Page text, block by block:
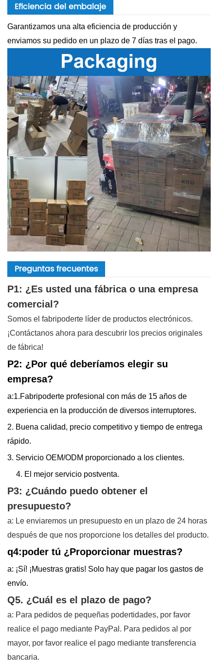
Eficiencia del embalaje
Garantizamos una alta eficiencia de producción y
enviamos su pedido en un plazo de 7 días tras el pago.
Preguntas frecuentes
P1: ¿Es usted una fábrica o una empresa
comercial?
Somos el fabripoderte líder de productos electrónicos.
¡Contáctanos ahora para descubrir los precios originales
de fábrica!
P2: ¿Por qué deberíamos elegir su
empresa?
a:1.Fabripoderte profesional con más de 15 años de
experiencia en la producción de diversos interruptores.
2. Buena calidad, precio competitivo y tiempo de entrega
rápido.
3. Servicio OEM/ODM proporcionado a los clientes.
4. El mejor servicio postventa.
P3: ¿Cuándo puedo obtener el
presupuesto?
a: Le enviaremos un presupuesto en un plazo de 24 horas
después de que nos proporcione los detalles del producto.
q4:poder tú ¿Proporcionar muestras?
a: ¡Sí! ¡Muestras gratis! Solo hay que pagar los gastos de
envío.
Q5. ¿Cuál es el plazo de pago?
a: Para pedidos de pequeñas podertidades, por favor
realice el pago mediante PayPal. Para pedidos al por
mayor, por favor realice el pago mediante transferencia
bancaria.